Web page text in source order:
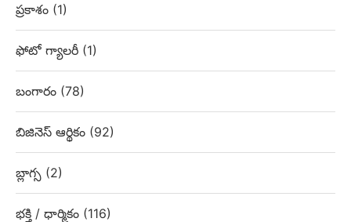
ప్రకాశం (1)
ఫోటో గ్యాలరీ (1)
బంగారం (78)
బిజినెస్ ఆర్థికం (92)
బ్లాగ్స (2)
భక్తి / ధార్మికం (116)